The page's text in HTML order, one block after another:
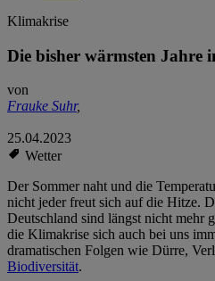
Klimakrise
Die bisher wärmsten Jahre
von
Frauke Suhr,
25.04.2023
Wetter
Der Sommer naht und die
nicht jeder freut sich auf die Hitze.
Deutschland sind längst nicht mehr
die Klimakrise sich auch bei uns
dramatischen Folgen wie Dürre,
Biodiversität.